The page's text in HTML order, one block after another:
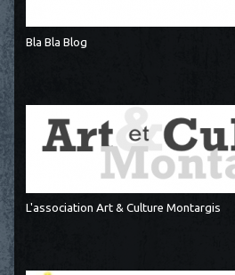
Bla Bla Blog
L'association Art & Culture Montargis